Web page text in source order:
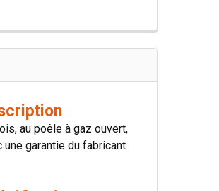
au poêle à gaz ouvert,
garantie du fabricant